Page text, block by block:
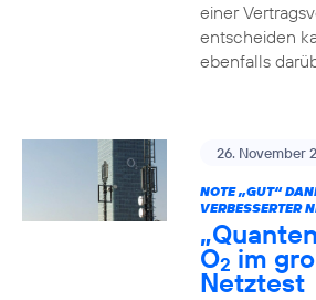
einer
entscheiden
ebenfalls
26. November
NOTE „GUT“
VERBESSERTER
O2 im
Netztest